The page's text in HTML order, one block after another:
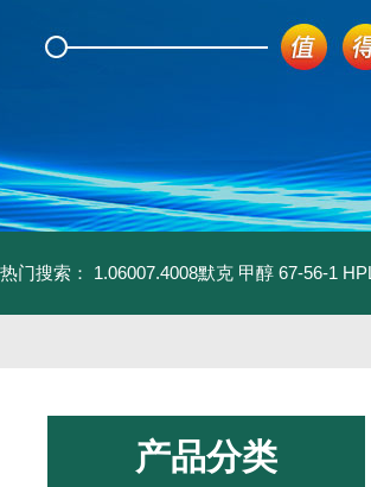
热门搜索： 1.06007.4008默克 甲醇 67-56-1
产品分类